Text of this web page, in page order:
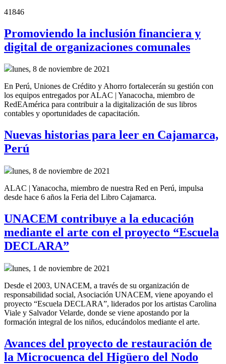
41846
Promoviendo la inclusión financiera y
digital de organizaciones comunales
lunes, 8 de noviembre de 2021
En Perú, Uniones de Crédito y Ahorro fortalecerán su gestión con
los equipos entregados por ALAC | Yanacocha, miembro de
RedEAmérica para contribuir a la digitalización de sus libros
contables y oportunidades de capacitación.
Nuevas historias para leer en Cajamarca,
Perú
lunes, 8 de noviembre de 2021
ALAC | Yanacocha, miembro de nuestra Red en Perú, impulsa
desde hace 6 años la Feria del Libro Cajamarca.
UNACEM contribuye a la educación
mediante el arte con el proyecto “Escuela
DECLARA”
lunes, 1 de noviembre de 2021
Desde el 2003, UNACEM, a través de su organización de
responsabilidad social, Asociación UNACEM, viene apoyando el
proyecto “Escuela DECLARA”, liderados por los artistas Carolina
Viale y Salvador Velarde, donde se viene apostando por la
formación integral de los niños, educándolos mediante el arte.
Avances del proyecto de restauración de
la Microcuenca del Higüero del Nodo